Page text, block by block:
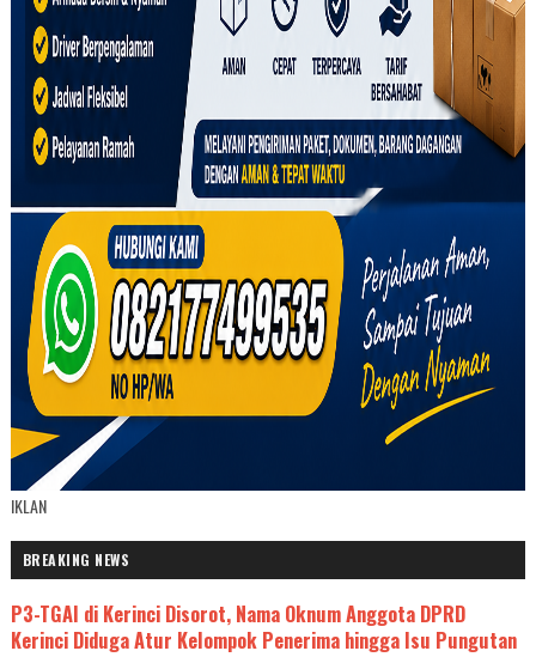
IKLAN
BREAKING NEWS
P3-TGAI di Kerinci Disorot, Nama Oknum Anggota DPRD
Kerinci Diduga Atur Kelompok Penerima hingga Isu Pungutan